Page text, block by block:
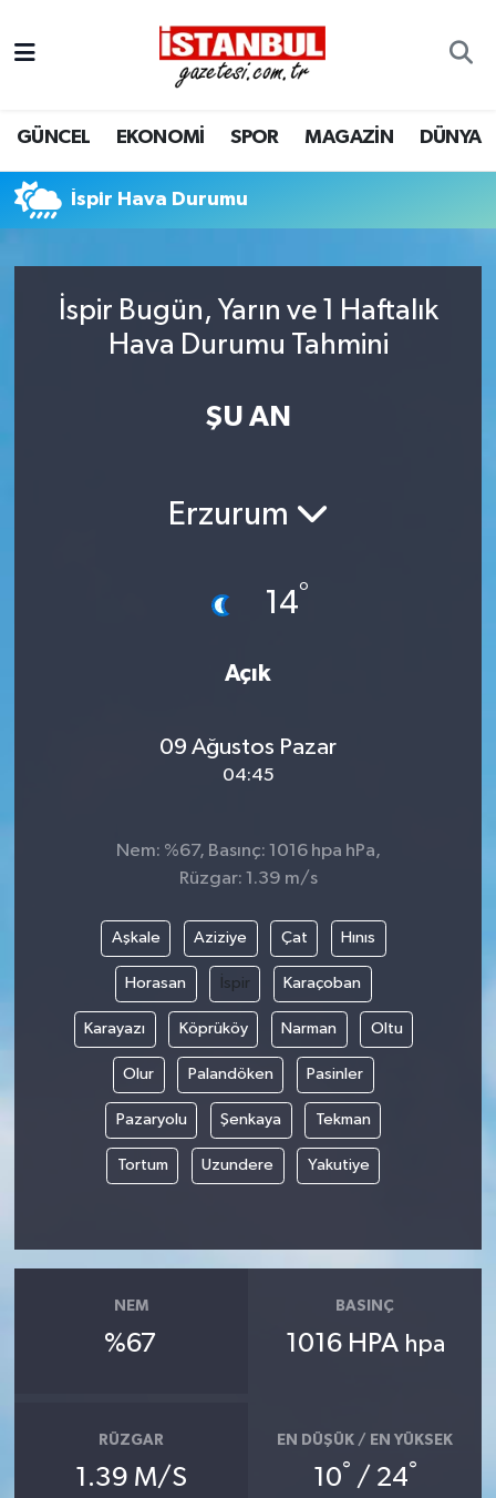
GÜNCEL EKONOMİ SPOR MAGAZİN DÜNYA
İspir Hava Durumu
İspir Bugün, Yarın ve 1 Haftalık
Hava Durumu Tahmini
ŞU AN
Erzurum
14°
Açık
09 Ağustos Pazar
04:45
Nem: %67, Basınç: 1016 hpa hPa,
Rüzgar: 1.39 m/s
Aşkale Aziziye Çat Hınıs
Horasan İspir Karaçoban
Karayazı Köprüköy Narman Oltu
Olur Palandöken Pasinler
Pazaryolu Şenkaya Tekman
Tortum Uzundere Yakutiye
NEM
%67
BASINÇ
1016 HPA hpa
RÜZGAR
1.39 M/S
EN DÜŞÜK / EN YÜKSEK
10° / 24°
EKONOMİ
İSTANBUL
SPOR
Nöbetçi Eczaneler
Hava Durumu
Trafik Durumu
Tüm Manşetler